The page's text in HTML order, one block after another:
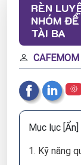
RÈN
NHÓM
TÀI BA
CAFEMOM
Mục lục [Ẩn]
1. Kỹ năng